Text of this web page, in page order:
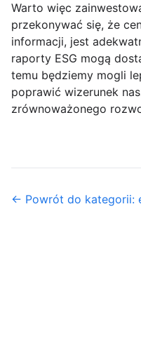
Warto więc
przekonywać się, że
informacji, jest
raporty ESG mogą
temu będziemy mogli
poprawić wizerunek
zrównoważonego
← Powrót do kategorii: